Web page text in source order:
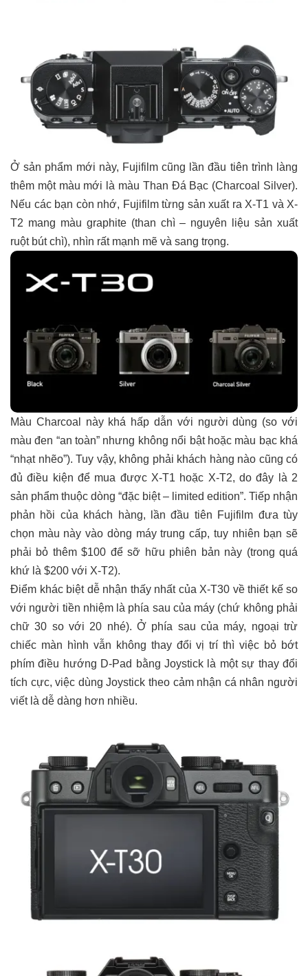
Ở sản phẩm mới này, Fujifilm cũng lần đầu tiên trình làng
thêm một màu mới là màu Than Đá Bạc (Charcoal Silver).
Nếu các bạn còn nhớ, Fujifilm từng sản xuất ra X-T1 và X-
T2 mang màu graphite (than chì – nguyên liệu sản xuất
ruột bút chì), nhìn rất mạnh mẽ và sang trọng.
Màu Charcoal này khá hấp dẫn với người dùng (so với
màu đen “an toàn” nhưng không nổi bật hoặc màu bạc khá
“nhạt nhẽo”). Tuy vậy, không phải khách hàng nào cũng có
đủ điều kiện để mua được X-T1 hoặc X-T2, do đây là 2
sản phẩm thuộc dòng “đặc biệt – limited edition”. Tiếp nhận
phản hồi của khách hàng, lần đầu tiên Fujifilm đưa tùy
chọn màu này vào dòng máy trung cấp, tuy nhiên bạn sẽ
phải bỏ thêm $100 để sỡ hữu phiên bản này (trong quá
khứ là $200 với X-T2).
Điểm khác biệt dễ nhận thấy nhất của X-T30 về thiết kế so
với người tiền nhiệm là phía sau của máy (chứ không phải
chữ 30 so với 20 nhé). Ở phía sau của máy, ngoại trừ
chiếc màn hình vẫn không thay đổi vị trí thì việc bỏ bớt
phím điều hướng D-Pad bằng Joystick là một sự thay đổi
tích cực, việc dùng Joystick theo cảm nhận cá nhân người
viết là dễ dàng hơn nhiều.